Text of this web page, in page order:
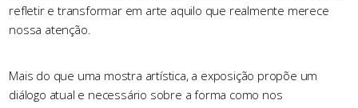
refletir e transformar em arte aquilo que realmente merece
nossa atenção.
Mais do que uma mostra artística, a exposição propõe um
diálogo atual e necessário sobre a forma como nos